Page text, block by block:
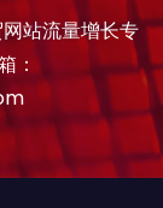
网站流量增长专
：